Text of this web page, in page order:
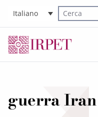
Italiano
Cerca nel sito
guerra Iran